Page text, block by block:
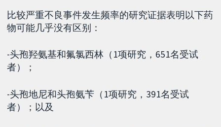
比较严重不良事件发生频率的研究证据表明以下药
物可能几乎没有区别：
-头孢羟氨基和氟氯西林（1项研究，651名受试
者）；
-头孢地尼和头孢氨苄（1项研究，391名受试
者）；以及